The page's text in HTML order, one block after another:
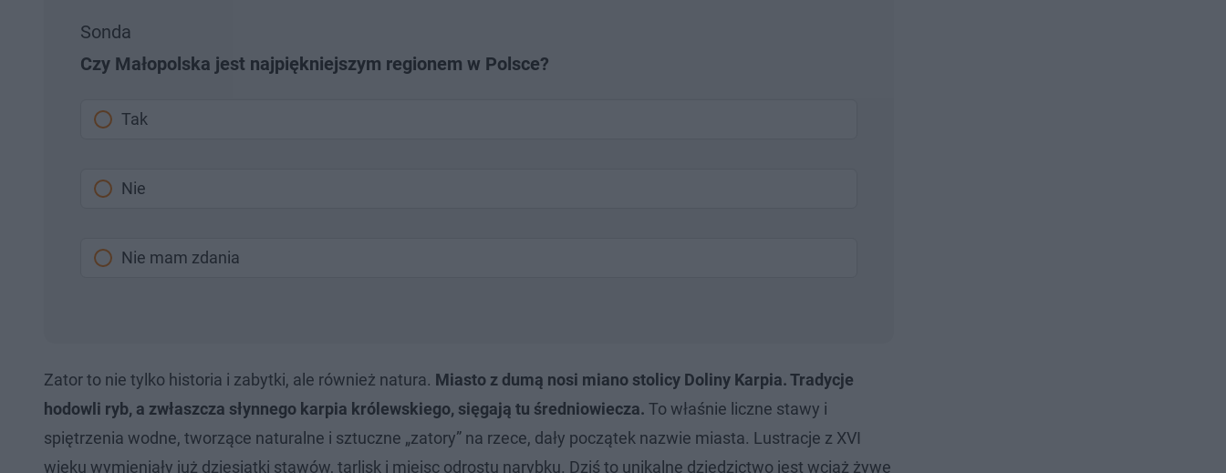
Sonda
Czy Małopolska jest najpiękniejszym regionem w Polsce?
Tak
Nie
Nie mam zdania
Zator to nie tylko historia i zabytki, ale również natura. Miasto z dumą nosi miano stolicy Doliny Karpia. Tradycje
hodowli ryb, a zwłaszcza słynnego karpia królewskiego, sięgają tu średniowiecza. To właśnie liczne stawy i
spiętrzenia wodne, tworzące naturalne i sztuczne „zatory” na rzece, dały początek nazwie miasta. Lustracje z XVI
wieku wymieniały już dziesiątki stawów, tarlisk i miejsc odrostu narybku. Dziś to unikalne dziedzictwo jest wciąż żywe